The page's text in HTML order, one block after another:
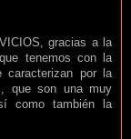
gracias a la
tenemos con la
caracterizan por la
que son una muy
como también la